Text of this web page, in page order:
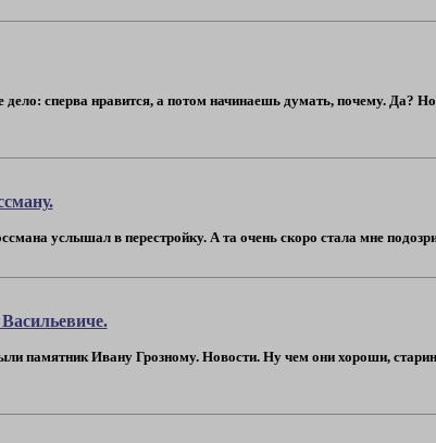
дело: сперва нравится, а потом начинаешь думать, почему. Да?
услышал в перестройку. А та очень скоро стала мне
памятник Ивану Грозному. Новости. Ну чем они хороши,